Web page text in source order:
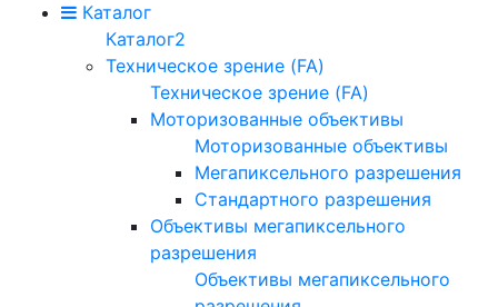
Каталог
Каталог2
Техническое зрение (FA)
Техническое зрение (FA)
Моторизованные объективы
Моторизованные объективы
Мегапиксельного разрешения
Стандартного разрешения
Объективы мегапиксельного
разрешения
Объективы мегапиксельного